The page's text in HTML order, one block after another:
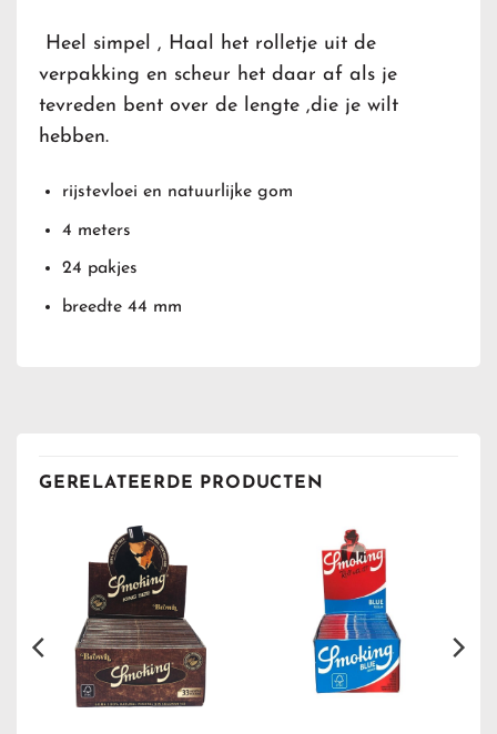
Heel simpel , Haal het rolletje uit de
verpakking en scheur het daar af als je
tevreden bent over de lengte ,die je wilt
hebben.
rijstevloei en natuurlijke gom
4 meters
24 pakjes
breedte 44 mm
GERELATEERDE PRODUCTEN